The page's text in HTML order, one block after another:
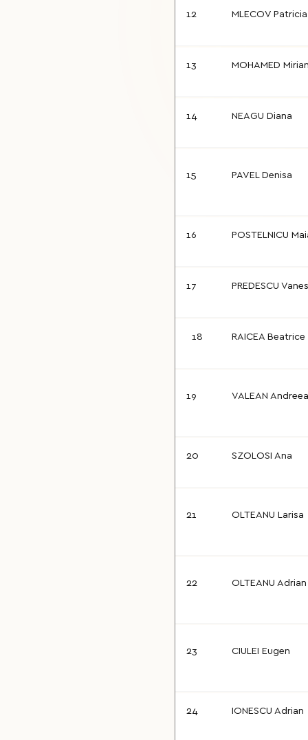
12 MLECOV Patricia
13 MOHAMED
14 NEAGU Diana
15 PAVEL Denisa
16 POSTELNICU
17 PREDESCU
18 RAICEA Beatrice
19 VALEAN Andreea
20 SZOLOSI Ana
21 OLTEANU Larisa
22 OLTEANU Adrian
23 CIULEI Eugen
24 IONESCU Adrian